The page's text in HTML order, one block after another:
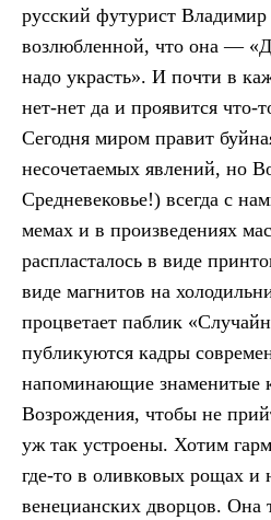
русский футурист
возлюбленной, что она —
надо украсть». И почти в
нет-нет да и проявится что-
Сегодня миром правит
несочетаемых явлений, но
Средневековье!) всегда с
мемах и в произведениях
распласталось в виде
виде магнитов на
процветает паблик
публикуются кадры
напоминающие знаменитые
Возрождения, чтобы не
уж так устроены. Хотим
где-то в оливковых рощах и
венецианских дворцов. Она